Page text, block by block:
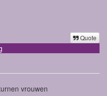
Quote
vrouwen